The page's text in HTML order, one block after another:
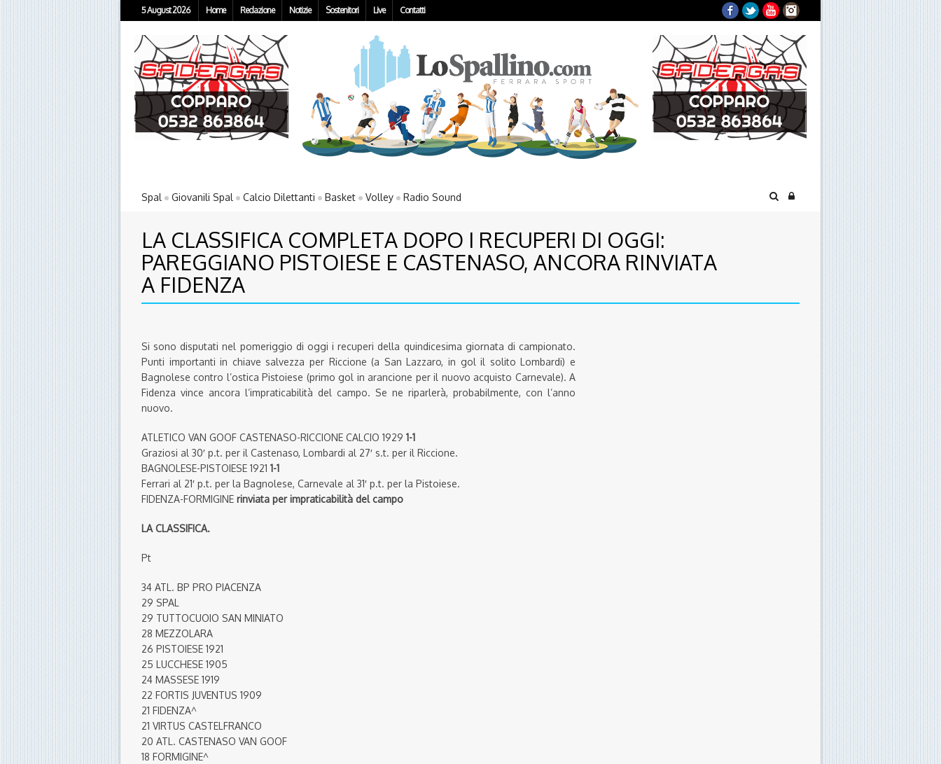
5 August 2026 Home Redazione Notizie Sostenitori Live Contatti Facebook
TwitterYouTubeInstagram
Spal Giovanili Spal Calcio Dilettanti Basket Volley Radio Sound
LA CLASSIFICA COMPLETA DOPO I RECUPERI DI OGGI:
PAREGGIANO PISTOIESE E CASTENASO, ANCORA RINVIATA
A FIDENZA
Si sono disputati nel pomeriggio di oggi i recuperi della quindicesima giornata di campionato.
Punti importanti in chiave salvezza per Riccione (a San Lazzaro, in gol il solito Lombardi) e
Bagnolese contro l’ostica Pistoiese (primo gol in arancione per il nuovo acquisto Carnevale). A
Fidenza vince ancora l’impraticabilità del campo. Se ne riparlerà, probabilmente, con l’anno
nuovo.
ATLETICO VAN GOOF CASTENASO-RICCIONE CALCIO 1929 1-1
Graziosi al 30′ p.t. per il Castenaso, Lombardi al 27′ s.t. per il Riccione.
BAGNOLESE-PISTOIESE 1921 1-1
Ferrari al 21′ p.t. per la Bagnolese, Carnevale al 31′ p.t. per la Pistoiese.
FIDENZA-FORMIGINE rinviata per impraticabilità del campo
LA CLASSIFICA.
Pt
34 ATL. BP PRO PIACENZA
29 SPAL
29 TUTTOCUOIO SAN MINIATO
28 MEZZOLARA
26 PISTOIESE 1921
25 LUCCHESE 1905
24 MASSESE 1919
22 FORTIS JUVENTUS 1909
21 FIDENZA^
21 VIRTUS CASTELFRANCO
20 ATL. CASTENASO VAN GOOF
18 FORMIGINE^